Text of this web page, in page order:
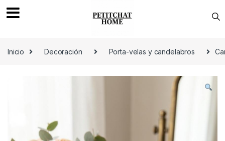
Inicio
Decoración Porta-velas y candelabros